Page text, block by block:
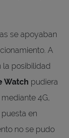
se apoyaban
A
la posibilidad
Watch pudiera
4G,
en
no se pudo